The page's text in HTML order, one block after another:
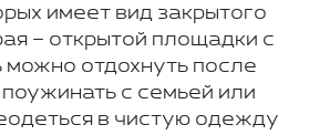
имеет вид закрытого
– открытой площадки с
отдохнуть после
с семьей или
в чистую одежду